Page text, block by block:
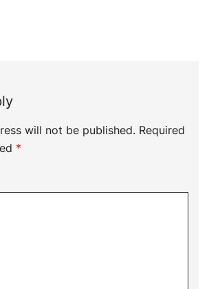
will not be published. Required
*